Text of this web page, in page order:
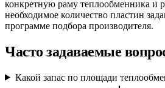
конкретную раму теплообменника и
необходимое количество пластин
программе подбора производителя.
Часто задаваемые
Какой запас по площади